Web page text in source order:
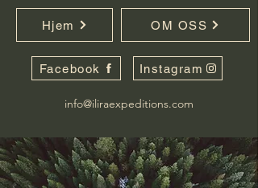
info@iliraexpeditions.com
Instagram
Facebook
Hjem OM OSS